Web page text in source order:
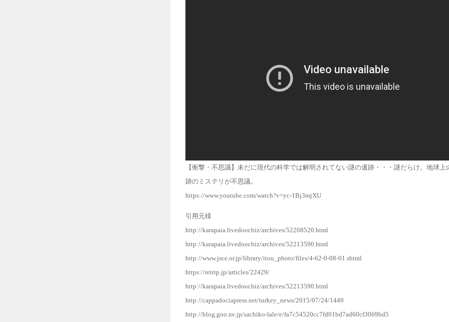
【衝撃・不思議】未だに現代の科学では解明されてない謎の遺跡・・・謎だらけ。地球上
跡のミステリが不思議。
https://www.youtube.com/watch?v=yc-1Bj3mjXU
引用元様
http://karapaia.livedoor.biz/archives/52208520.html
http://karapaia.livedoor.biz/archives/52213590.html
http://www.jsce.or.jp/library/itou_photo/files/4-62-0-08-01.shtml
https://retrip.jp/articles/22429/
http://karapaia.livedoor.biz/archives/52213590.html
http://cappadociapress.net/turkey_news/2015/07/24/1449
http://blog.goo.ne.jp/sachiko-lale/e/fa7c54520cc7fd01bd7ad60cf3069bd5